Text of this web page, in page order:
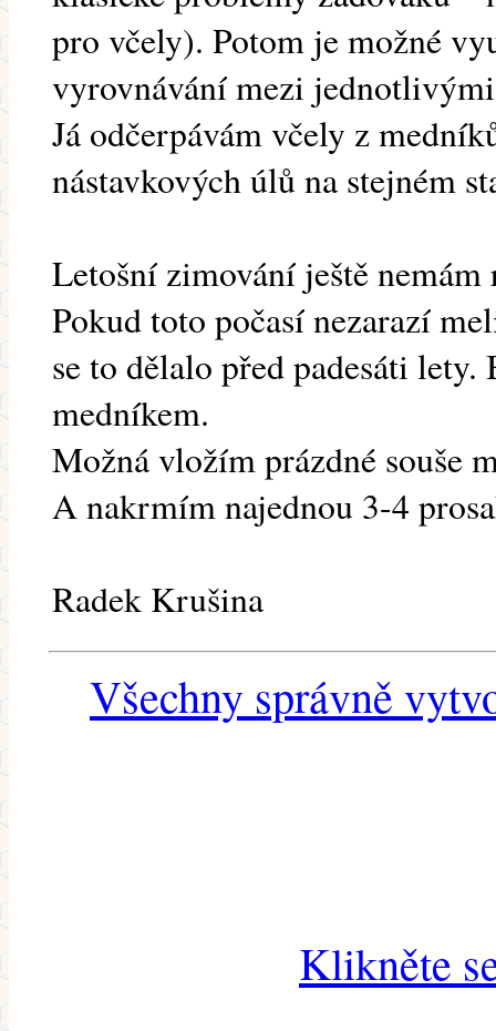
pro včely). Potom je možné
vyrovnávání mezi
Já odčerpávám včely z
nástavkových úlů na stejném
Letošní zimování ještě nemám
Pokud toto počasí nezarazí
se to dělalo před padesáti
medníkem.
Možná vložím prázdné souše
A nakrmím najednou 3-4
Radek Krušina
Všechny správně
Klikněte